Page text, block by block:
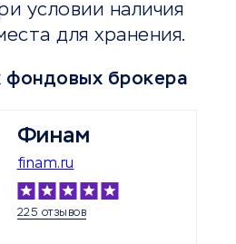
условии наличия
для хранения.
фондовых брокера
Финам
finam.ru
225 отзывов